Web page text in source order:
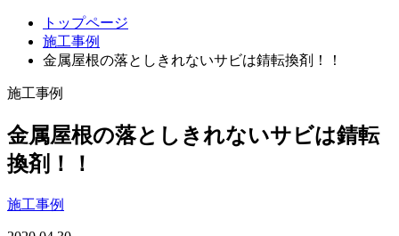
トップページ
施工事例
金属屋根の落としきれないサビは錆転換剤！！
施工事例
金属屋根の落としきれないサビは錆転
換剤！！
施工事例